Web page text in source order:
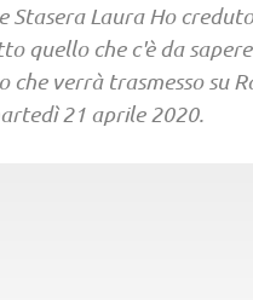
Stasera Laura Ho
quello che c'è da
che verrà trasmesso su
21 aprile 2020.